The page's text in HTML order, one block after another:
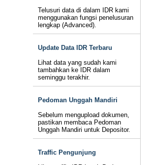
Telusuri data di dalam IDR kami
menggunakan fungsi penelusuran
lengkap (Advanced).
Update Data IDR Terbaru
Lihat data yang sudah kami
tambahkan ke IDR dalam
seminggu terakhir.
Pedoman Unggah Mandiri
Sebelum mengupload dokumen,
pastikan membaca Pedoman
Unggah Mandiri untuk Depositor.
Traffic Pengunjung